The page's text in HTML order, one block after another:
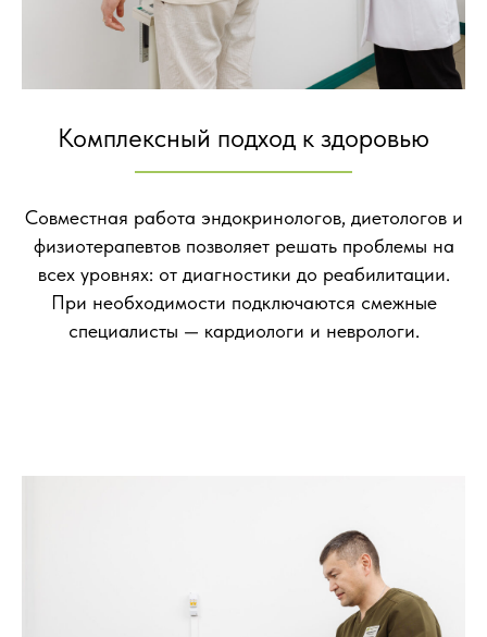
Комплексный подход к здоровью
Совместная работа эндокринологов, диетологов и
физиотерапевтов позволяет решать проблемы на
всех уровнях: от диагностики до реабилитации.
При необходимости подключаются смежные
специалисты — кардиологи и неврологи.